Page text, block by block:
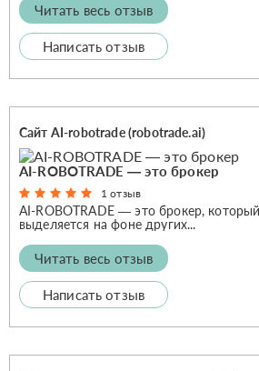
Читать весь отзыв
Написать отзыв
Сайт AI-robotrade (robotrade.ai)
​AI-ROBOTRADE — это брокер
1 отзыв
AI-ROBOTRADE — это брокер,
выделяется на фоне других...
Читать весь отзыв
Написать отзыв